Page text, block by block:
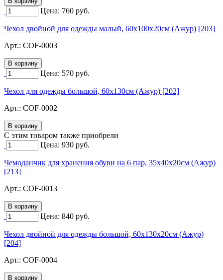
Цена: 760 руб.
Чехол двойной для одежды малый, 60х100х20см (Ажур) [203]
Арт.: COF-0003
Цена: 570 руб.
Чехол для одежды большой, 60х130см (Ажур) [202]
Арт.: COF-0002
C этим товаром также приобрели
Цена: 930 руб.
Чемоданчик для хранения обуви на 6 пар, 35х40х20см (Ажур)
[213]
Арт.: COF-0013
Цена: 840 руб.
Чехол двойной для одежды большой, 60х130х20см (Ажур)
[204]
Арт.: COF-0004